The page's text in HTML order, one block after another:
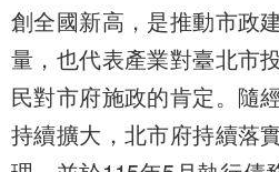
創全國新高，是推動市政
量，也代表產業對臺北市
民對市府施政的肯定。隨
持續擴大，北市府持續落